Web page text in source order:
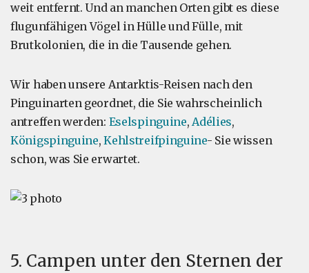
weit entfernt. Und an manchen Orten gibt es diese
flugunfähigen Vögel in Hülle und Fülle, mit
Brutkolonien, die in die Tausende gehen.
Wir haben unsere Antarktis-Reisen nach den
Pinguinarten geordnet, die Sie wahrscheinlich
antreffen werden: Eselspinguine,Adélies,
Königspinguine,Kehlstreifpinguine- Sie wissen
schon, was Sie erwartet.
5. Campen unter den Sternen der